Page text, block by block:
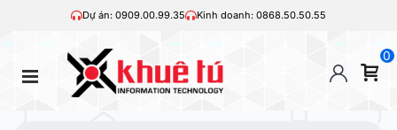
Dự án: 0909.00.99.35 Kinh doanh: 0868.50.50.55
0